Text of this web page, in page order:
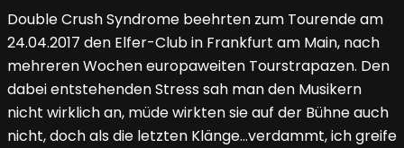
Double Crush Syndrome beehrten zum Tourende am
24.04.2017 den Elfer-Club in Frankfurt am Main, nach
mehreren Wochen europaweiten Tourstrapazen. Den
dabei entstehenden Stress sah man den Musikern
nicht wirklich an, müde wirkten sie auf der Bühne auch
nicht, doch als die letzten Klänge…verdammt, ich greife